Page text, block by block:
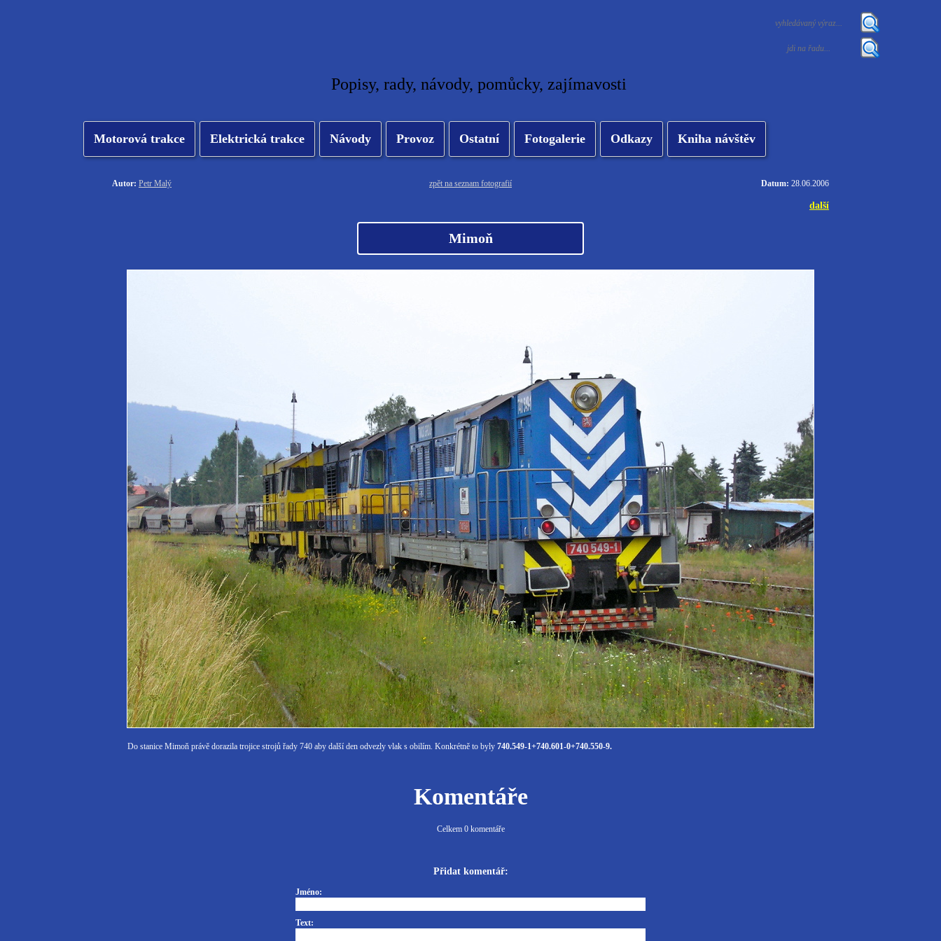
Popisy, rady, návody, pomůcky, zajímavosti
Motorová trakce Elektrická trakce Návody Provoz Ostatní Fotogalerie Odkazy Kniha návštěv
zpět na seznam fotografií
Autor: Petr Malý Datum: 28.06.2006
další
Mimoň
Do stanice Mimoň právě dorazila trojice strojů řady 740 aby další den odvezly vlak s obilím. Konkrétně to byly 740.549-1+740.601-0+740.550-9.
Komentáře
Celkem 0 komentáře
Přidat komentář:
Jméno:
Text: